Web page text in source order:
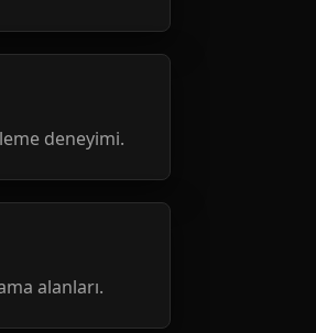
deneyimi.
alanları.